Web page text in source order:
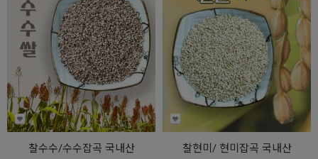
찰수수/수수잡곡 국내산 찰현미/ 현미잡곡 국내산